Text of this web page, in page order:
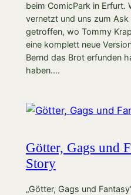
beim ComicPark in Erfurt.
vernetzt und uns zum
getroffen, wo Tommy
eine komplett neue
Bernd das Brot erfunden
haben.…
Götter, Gags und
Story
„Götter, Gags und